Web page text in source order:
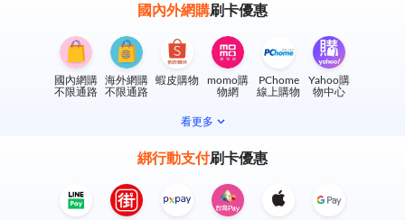
國內外網購刷卡優惠
國內網購
不限通路
海外網購
不限通路
蝦皮購物
momo購
物網
PChome
線上購物
Yahoo購
物中心
看更多
綁行動支付刷卡優惠